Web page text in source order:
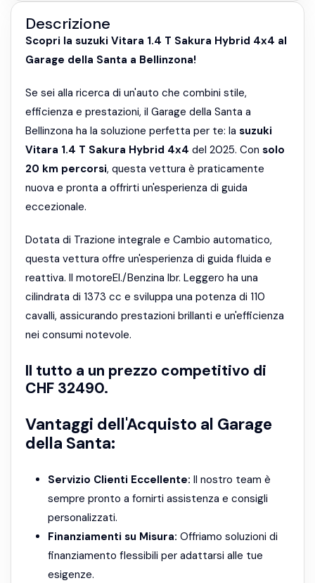
Descrizione
Scopri la suzuki Vitara 1.4 T Sakura Hybrid 4x4 al
Garage della Santa a Bellinzona!
Se sei alla ricerca di un'auto che combini stile,
efficienza e prestazioni, il Garage della Santa a
Bellinzona ha la soluzione perfetta per te: la suzuki
Vitara 1.4 T Sakura Hybrid 4x4 del 2025. Con solo
20 km percorsi, questa vettura è praticamente
nuova e pronta a offrirti un'esperienza di guida
eccezionale.
Dotata di Trazione integrale e Cambio automatico,
questa vettura offre un'esperienza di guida fluida e
reattiva. Il motoreEl./Benzina Ibr. Leggero ha una
cilindrata di 1373 cc e sviluppa una potenza di 110
cavalli, assicurando prestazioni brillanti e un'efficienza
nei consumi notevole.
Il tutto a un prezzo competitivo di
CHF 32490.
Vantaggi dell'Acquisto al Garage
della Santa:
Servizio Clienti Eccellente: Il nostro team è
sempre pronto a fornirti assistenza e consigli
personalizzati.
Finanziamenti su Misura: Offriamo soluzioni di
finanziamento flessibili per adattarsi alle tue
esigenze.